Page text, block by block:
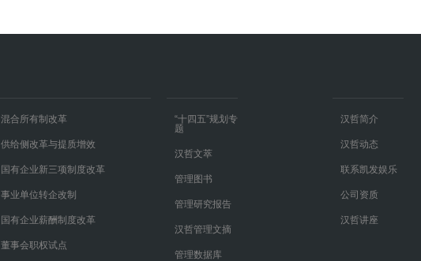
混合所有制改革
供给侧改革与提质增效
国有企业新三项制度改革
事业单位转企改制
国有企业薪酬制度改革
董事会职权试点
“十四五”规划专
题
汉哲文萃
管理图书
管理研究报告
汉哲管理文摘
管理数据库
汉哲简介
汉哲动态
联系凯发娱乐
公司资质
汉哲讲座